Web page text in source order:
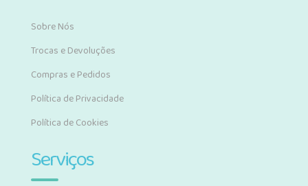
Sobre Nós
Trocas e Devoluções
Compras e Pedidos
Política de Privacidade
Política de Cookies
Serviços